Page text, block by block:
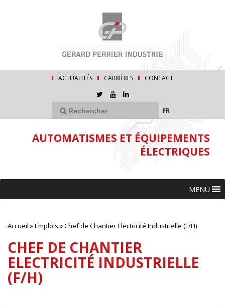
ACTUALITÉS CARRIÈRES CONTACT
FR
AUTOMATISMES ET ÉQUIPEMENTS
ÉLECTRIQUES
MENU
Accueil »Emplois »Chef de Chantier Electricité Industrielle (F/H)
CHEF DE CHANTIER
ELECTRICITÉ INDUSTRIELLE
(F/H)